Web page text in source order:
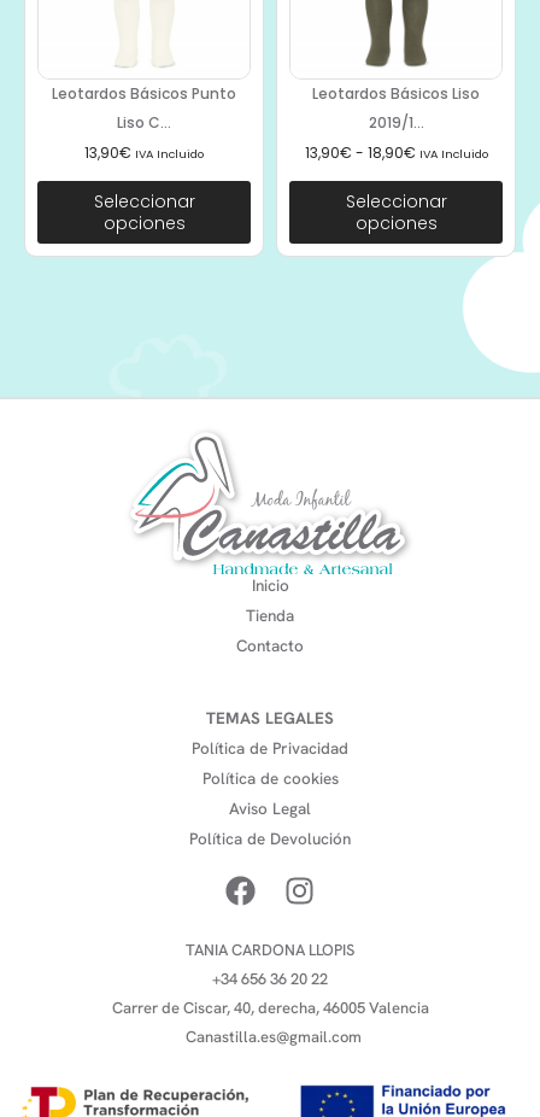
Leotardos Básicos Punto
Liso C...
13,90€ IVA Incluido
Seleccionar
opciones
Leotardos Básicos Liso
2019/1...
13,90€ - 18,90€ IVA Incluido
Seleccionar
opciones
Inicio
Tienda
Contacto
TEMAS LEGALES
Política de Privacidad
Política de cookies
Aviso Legal
Política de Devolución
TANIA CARDONA LLOPIS
+34 656 36 20 22
Carrer de Ciscar, 40, derecha, 46005 Valencia
Canastilla.es@gmail.com